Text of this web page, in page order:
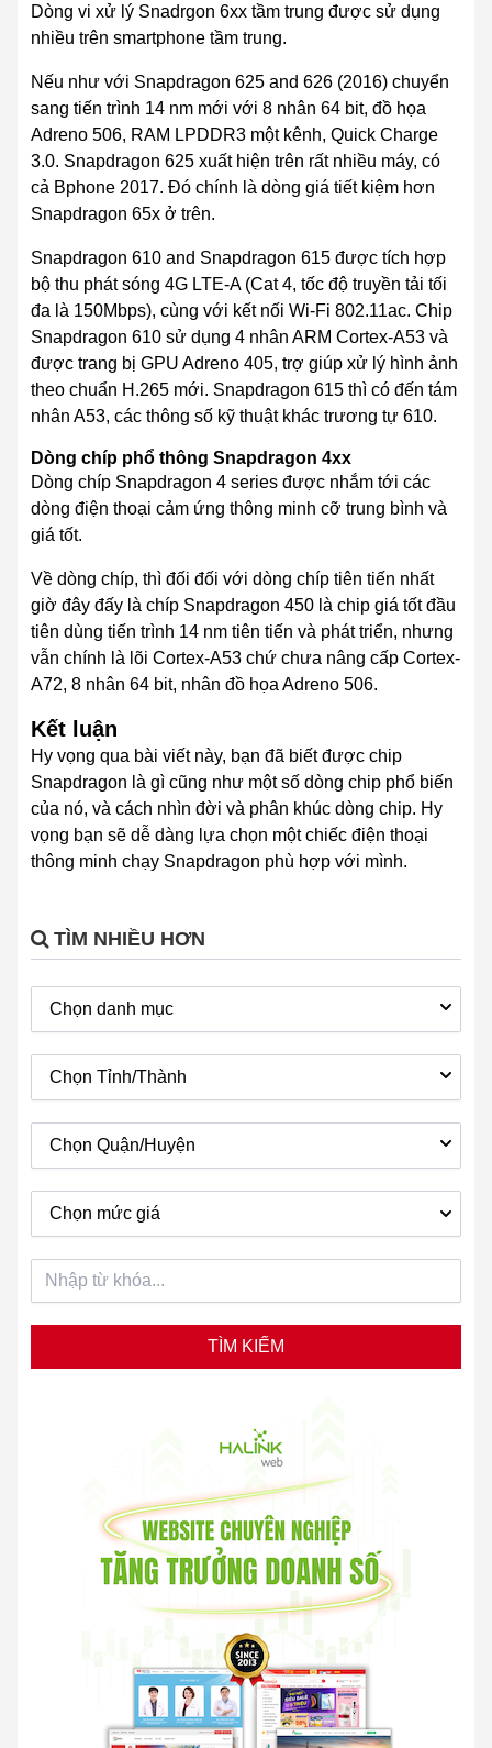
Dòng vi xử lý Snadrgon 6xx tầm trung được sử dụng
nhiều trên smartphone tầm trung.
Nếu như với Snapdragon 625 and 626 (2016) chuyển
sang tiến trình 14 nm mới với 8 nhân 64 bit, đồ họa
Adreno 506, RAM LPDDR3 một kênh, Quick Charge
3.0. Snapdragon 625 xuất hiện trên rất nhiều máy, có
cả Bphone 2017. Đó chính là dòng giá tiết kiệm hơn
Snapdragon 65x ở trên.
Snapdragon 610 and Snapdragon 615 được tích hợp
bộ thu phát sóng 4G LTE-A (Cat 4, tốc độ truyền tải tối
đa là 150Mbps), cùng với kết nối Wi-Fi 802.11ac. Chip
Snapdragon 610 sử dụng 4 nhân ARM Cortex-A53 và
được trang bị GPU Adreno 405, trợ giúp xử lý hình ảnh
theo chuẩn H.265 mới. Snapdragon 615 thì có đến tám
nhân A53, các thông số kỹ thuật khác trương tự 610.
Dòng chíp phổ thông Snapdragon 4xx
Dòng chíp Snapdragon 4 series được nhắm tới các
dòng điện thoại cảm ứng thông minh cỡ trung bình và
giá tốt.
Về dòng chíp, thì đối đối với dòng chíp tiên tiến nhất
giờ đây đấy là chíp Snapdragon 450 là chip giá tốt đầu
tiên dùng tiến trình 14 nm tiên tiến và phát triển, nhưng
vẫn chính là lõi Cortex-A53 chứ chưa nâng cấp Cortex-
A72, 8 nhân 64 bit, nhân đồ họa Adreno 506.
Kết luận
Hy vọng qua bài viết này, bạn đã biết được chip
Snapdragon là gì cũng như một số dòng chip phổ biến
của nó, và cách nhìn đời và phân khúc dòng chip. Hy
vọng bạn sẽ dễ dàng lựa chọn một chiếc điện thoại
thông minh chạy Snapdragon phù hợp với mình.
TÌM NHIỀU HƠN
Chọn danh mục
Chọn Tỉnh/Thành
Chọn Quận/Huyện
Chọn mức giá
TÌM KIẾM